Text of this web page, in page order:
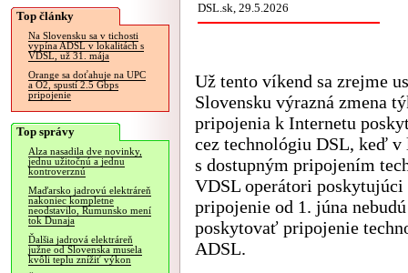
Top články
Na Slovensku sa v tichosti
vypína ADSL v lokalitách s
VDSL, už 31. mája
Orange sa doťahuje na UPC
a O2, spustí 2.5 Gbps
pripojenie
Top správy
Alza nasadila dve novinky,
jednu užitočnú a jednu
kontroverznú
Maďarsko jadrovú elektráreň
nakoniec kompletne
neodstavilo, Rumunsko mení
tok Dunaja
Ďalšia jadrová elektráreň
južne od Slovenska musela
kvôli teplu znížiť výkon
DSL.sk, 29.5.2026
Už tento víkend sa zrejme
Slovensku výrazná zmena
pripojenia k Internetu
cez technológiu DSL, keď
s dostupným pripojením
VDSL operátori poskytujúci
pripojenie od 1. júna
poskytovať pripojenie
ADSL.